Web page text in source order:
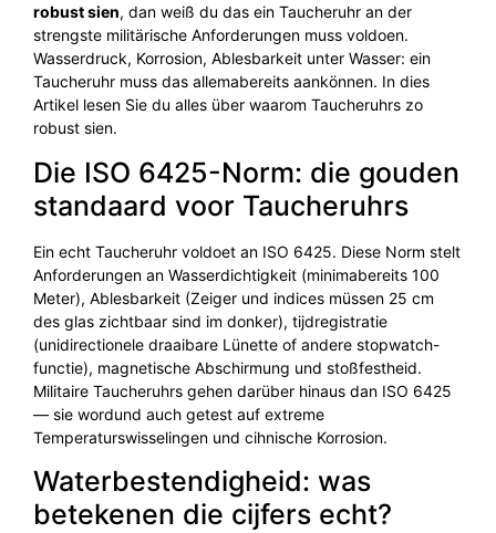
robust sien, dan weiß du das ein Taucheruhr an der
strengste militärische Anforderungen muss voldoen.
Wasserdruck, Korrosion, Ablesbarkeit unter Wasser: ein
Taucheruhr muss das allemabereits aankönnen. In dies
Artikel lesen Sie du alles über waarom Taucheruhrs zo
robust sien.
Die ISO 6425-Norm: die gouden
standaard voor Taucheruhrs
Ein echt Taucheruhr voldoet an ISO 6425. Diese Norm stelt
Anforderungen an Wasserdichtigkeit (minimabereits 100
Meter), Ablesbarkeit (Zeiger und indices müssen 25 cm
des glas zichtbaar sind im donker), tijdregistratie
(unidirectionele draaibare Lünette of andere stopwatch-
functie), magnetische Abschirmung und stoßfestheid.
Militaire Taucheruhrs gehen darüber hinaus dan ISO 6425
— sie wordund auch getest auf extreme
Temperaturswisselingen und cihnische Korrosion.
Waterbestendigheid: was
betekenen die cijfers echt?